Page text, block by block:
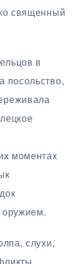
священный
в
посольство,
моментах
оружием.
слухи,